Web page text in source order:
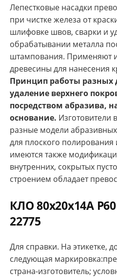
Лепестковые насадки
при чистке железа от
шлифовке швов, сварки и
обрабатывании металла
штампования. Применяют
древесины для нанесения
Принцип работы разных
удаление верхнего
посредством абразива,
основание. Изготовители
разные модели
для плоского
имеются также
внутренних, сокрытых
строением обладает
КЛО 80х20х14А
22775
Для справки. На этикетке,
следующая
страна-изготовитель;